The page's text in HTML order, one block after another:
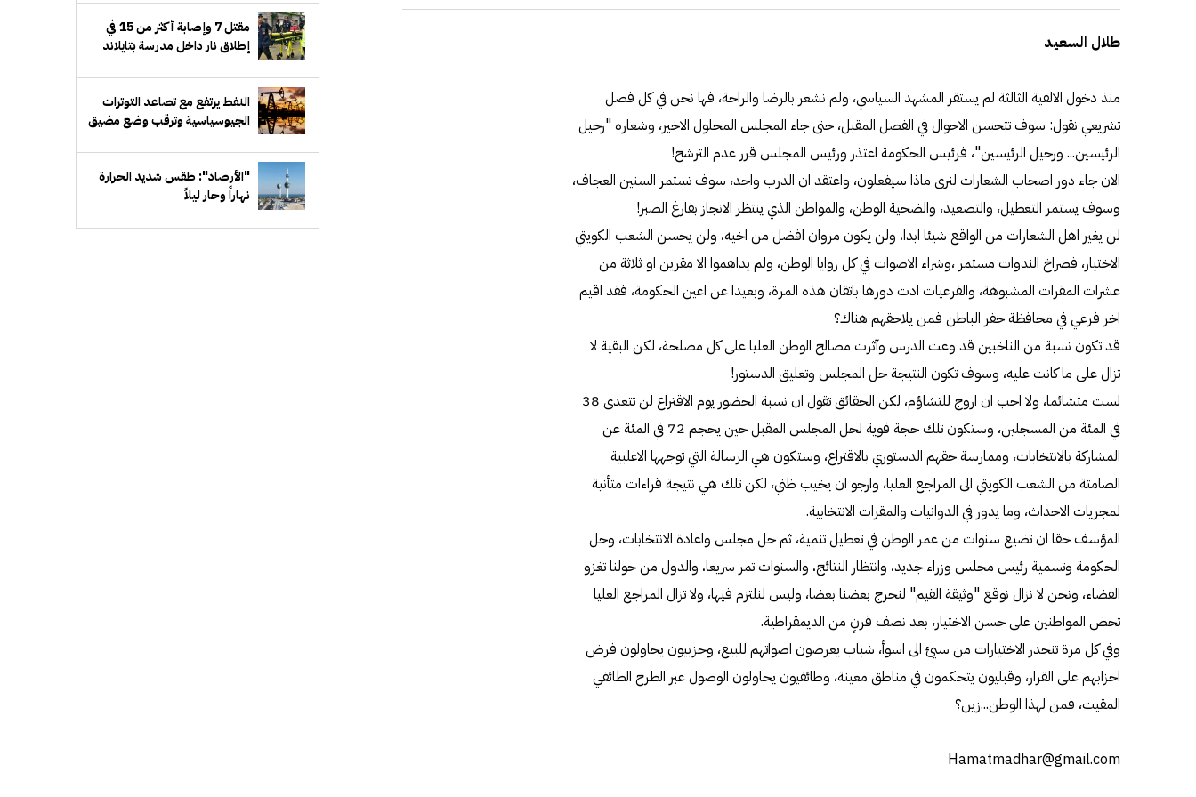
طلال السعيد
منذ دخول الالفية الثالثة لم يستقر المشهد السياسي، ولم نشعر بالرضا والراحة، فها نحن في كل فصل
تشريعي نقول: سوف تتحسن الاحوال في الفصل المقبل، حتى جاء المجلس المحلول الاخير، وشعاره "رحيل
الرئيسين... ورحيل الرئيسين"، فرئيس الحكومة اعتذر ورئيس المجلس قرر عدم الترشح!
الان جاء دور اصحاب الشعارات لنرى ماذا سيفعلون، واعتقد ان الدرب واحد، سوف تستمر السنين العجاف،
وسوف يستمر التعطيل، والتصعيد، والضحية الوطن، والمواطن الذي ينتظر الانجاز بفارغ الصبر!
لن يغير اهل الشعارات من الواقع شيئا ابدا، ولن يكون مروان افضل من اخيه، ولن يحسن الشعب الكويتي
الاختيار، فصراخ الندوات مستمر ،وشراء الاصوات في كل زوايا الوطن، ولم يداهموا الا مقرين او ثلاثة من
عشرات المقرات المشبوهة، والفرعيات ادت دورها باتقان هذه المرة، وبعيدا عن اعين الحكومة، فقد اقيم
اخر فرعي في محافظة حفر الباطن فمن يلاحقهم هناك؟
قد تكون نسبة من الناخبين قد وعت الدرس وآثرت مصالح الوطن العليا على كل مصلحة، لكن البقية لا
تزال على ما كانت عليه، وسوف تكون النتيجة حل المجلس وتعليق الدستور!
لست متشائما، ولا احب ان اروج للتشاؤم، لكن الحقائق تقول ان نسبة الحضور يوم الاقتراع لن تتعدى 38‎
في المئة من المسجلين، وستكون تلك حجة قوية لحل المجلس المقبل حين يحجم 72‎ في المئة عن
المشاركة بالانتخابات، وممارسة حقهم الدستوري بالاقتراع، وستكون هي الرسالة التي توجهها الاغلبية
الصامتة من الشعب الكويتي الى المراجع العليا، وارجو ان يخيب ظني، لكن تلك هي نتيجة قراءات متأنية
لمجريات الاحداث، وما يدور في الدوانيات والمقرات الانتخابية.
المؤسف حقا ان تضيع سنوات من عمر الوطن في تعطيل تنمية، ثم حل مجلس واعادة الانتخابات، وحل
الحكومة وتسمية رئيس مجلس وزراء جديد، وانتظار النتائج، والسنوات تمر سريعا، والدول من حولنا تغزو
الفضاء، ونحن لا نزال نوقع "وثيقة القيم" لنحرج بعضنا بعضا، وليس لنلتزم فيها، ولا تزال المراجع العليا
تحض المواطنين على حسن الاختيار، بعد نصف قرنٍ من الديمقراطية.
وفي كل مرة تنحدر الاختيارات من سيئ الى اسوأ، شباب يعرضون اصواتهم للبيع، وحزبيون يحاولون فرض
احزابهم على القرار، وقبليون يتحكمون في مناطق معينة، وطائفيون يحاولون الوصول عبر الطرح الطائفي
المقيت، فمن لهذا الوطن...زين؟
Hamatmadhar@gmail.com
بالسعودية
مقتل 7 وإصابة أكثر من 15 في
إطلاق نار داخل مدرسة بتايلاند
النفط يرتفع مع تصاعد التوترات
الجيوسياسية وترقب وضع مضيق
"الأرصاد": طقس شديد الحرارة
نهاراً وحار ليلاً